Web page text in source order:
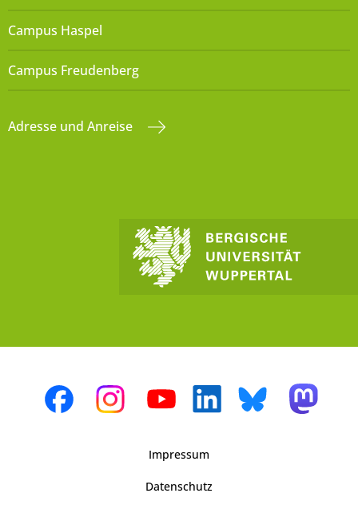
Campus Haspel
Campus Freudenberg
Adresse und Anreise
Impressum
Datenschutz